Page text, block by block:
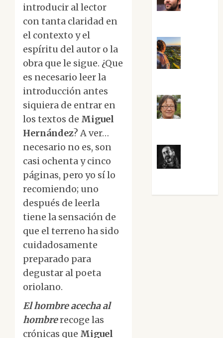
introducir al lector
con tanta claridad en
el contexto y el
espíritu del autor o la
obra que le sigue. ¿Que
es necesario leer la
introducción antes
siquiera de entrar en
los textos de Miguel
Hernández? A ver…
necesario no es, son
casi ochenta y cinco
páginas, pero yo sí lo
recomiendo; uno
después de leerla
tiene la sensación de
que el terreno ha sido
cuidadosamente
preparado para
degustar al poeta
oriolano.
El hombre acecha al
hombrerecoge las
crónicas que Miguel